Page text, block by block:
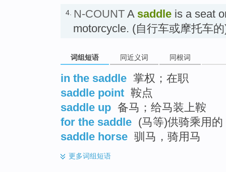
4. N-COUNT A saddle is a seat
motorcycle. (自行车或摩托车
词组短语 同近义词 同根词
in the saddle 掌权；在职
saddle point 鞍点
saddle up 备马；给马装上鞍
for the saddle (马等)供骑乘用的
saddle horse 驯马，骑用马
更多词组短语